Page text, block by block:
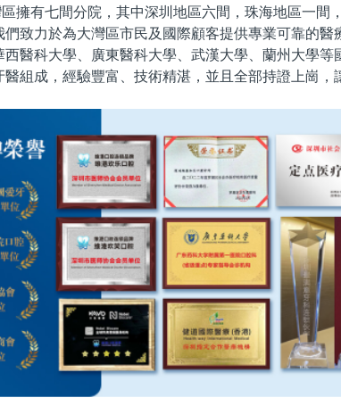
擁有七間分院，其中深圳地區六間，珠海地區一間
致力於為大灣區市民及國際顧客提供專業可靠的醫
醫科大學、廣東醫科大學、武漢大學、蘭州大學等
組成，經驗豐富、技術精湛，並且全部持證上崗，